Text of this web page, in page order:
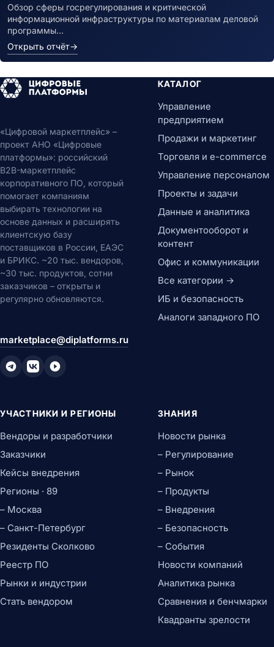
Обзор сферы госрегулирования и критической
информационной инфраструктуры по материалам деловой
программы…
Открыть отчёт→
«Цифровой маркетплейс» –
проект АНО «Цифровые
платформы»: российский
B2B-маркетплейс
корпоративного ПО, который
помогает компаниям
выбирать технологии на
основе данных и расширять
клиентскую базу
поставщиков в России, ЕАЭС
и БРИКС. ~20 тыс. вендоров,
~30 тыс. продуктов, сотни
заказчиков – открыты и
регулярно обновляются.
marketplace@diplatforms.ru
КАТАЛОГ
Управление
предприятием
Продажи и маркетинг
Торговля и e-commerce
Управление персоналом
Проекты и задачи
Данные и аналитика
Документооборот и
контент
Офис и коммуникации
Все категории →
ИБ и безопасность
Аналоги западного ПО
УЧАСТНИКИ И РЕГИОНЫ
Вендоры и разработчики
Заказчики
Кейсы внедрения
Регионы · 89
– Москва
– Санкт-Петербург
Резиденты Сколково
Реестр ПО
Рынки и индустрии
Стать вендором
ЗНАНИЯ
Новости рынка
– Регулирование
– Рынок
– Продукты
– Внедрения
– Безопасность
– События
Новости компаний
Аналитика рынка
Сравнения и бенчмарки
Квадранты зрелости